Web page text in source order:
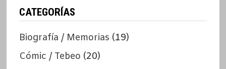
CATEGORÍAS
Biografía / Memorias (19)
Cómic / Tebeo (20)